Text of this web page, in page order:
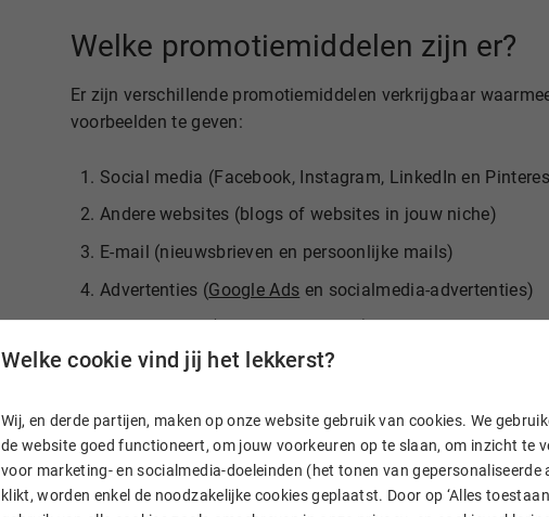
Welke cookie vind jij het lekkerst?
Wij, en derde partijen, maken op onze website gebruik van cookies. We
de website goed functioneert, om jouw voorkeuren op te slaan, om inzicht te
voor marketing- en socialmedia-doeleinden (het tonen van gepersonaliseerde
klikt, worden enkel de noodzakelijke cookies geplaatst. Door op ‘Alles
Welke promotiemiddelen zijn er?
Er zijn verschillende promotiemiddelen verkrijgbaar
voorbeelden te geven:
Social media (Facebook, Instagram, LinkedIn en
Andere websites (blogs of websites in jouw niche)
E-mail (nieuwsbrieven en persoonlijke mails)
Advertenties (Google Ads en socialmedia-advertenties)
Offline (visitekaartjes, flyers en events)
Hoe promoot ik mijn blog?
Er zijn verschillende manieren om je blog te promoten. Om
die je direct kunt inzetten. Laten we van start gaan.